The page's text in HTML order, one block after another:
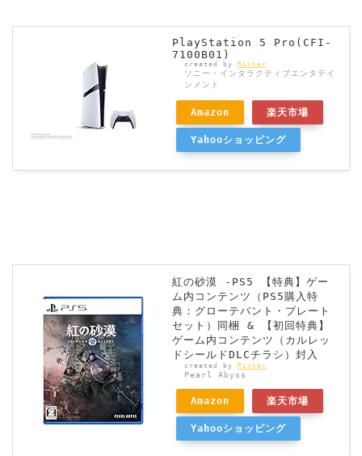
PlayStation 5 Pro(CFI-
7100B01)
created by Rinker
ソニー・インタラクティブエンタテイ
ンメント
Amazon 楽天市場
Yahooショッピング
紅の砂漠 -PS5 【特典】ゲー
ム内コンテンツ（PS5購入特
典：グローテバント・プレート
セット）同梱 & 【初回特典】
ゲーム内コンテンツ（カルレッ
ドシールドDLCチラシ）封入
created by Rinker
Pearl Abyss
Amazon 楽天市場
Yahooショッピング